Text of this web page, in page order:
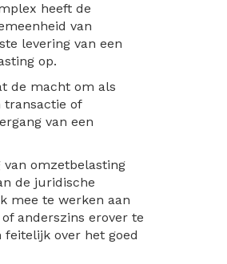
heeft de
van
levering van een
op.
de macht om als
transactie of
van een
van omzetbelasting
de juridische
mee te werken aan
anderszins erover te
over het goed